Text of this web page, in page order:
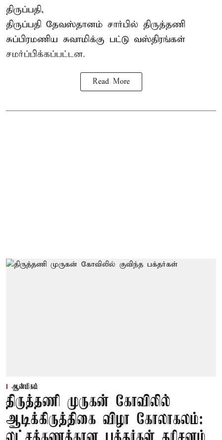
திருப்பதி,
திருப்பதி தேவஸ்தானம் சார்பில் திருத்தணி
சுப்பிரமணிய சுவாமிக்கு பட்டு வஸ்திரங்கள்
சமர்ப்பிக்கப்பட்டன.
Read More
ஆன்மிகம்
திருத்தணி முருகன் கோவிலில்
ஆடிக்கிருத்திகை விழா கோலாகலம்: